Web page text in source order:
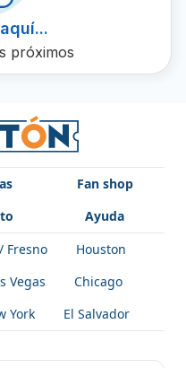
próximos
Fan shop
Ayuda
Fresno
Houston
Vegas
Chicago
York El Salvador